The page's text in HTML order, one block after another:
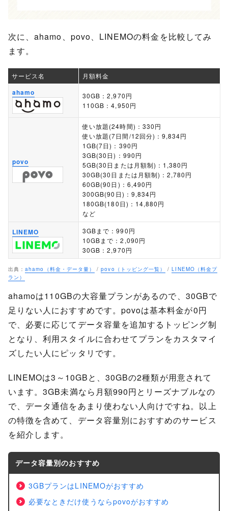
次に、ahamo、povo、LINEMOの料金を比較してみ
ます。
サービス名 月額料金
ahamo
30GB：2,970円
110GB：4,950円
povo
使い放題(24時間)：330円
使い放題(7日間/12回分)：9,834円
1GB(7日)：390円
3GB(30日)：990円
5GB(30日または月額制)：1,380円
30GB(30日または月額制)：2,780円
60GB(90日)：6,490円
300GB(90日)：9,834円
180GB(180日)：14,880円
など
LINEMO
3GBまで：990円
10GBまで：2,090円
30GB：2,970円
出典：ahamo（料金・データ量） /povo（トッピング一覧） /LINEMO（料金プ
ラン）
ahamoは110GBの大容量プランがあるので、30GBで
足りない人におすすめです。povoは基本料金が0円
で、必要に応じてデータ容量を追加するトッピング制
となり、利用スタイルに合わせてプランをカスタマイ
ズしたい人にピッタリです。
LINEMOは3～10GBと、30GBの2種類が用意されて
います。3GB未満なら月額990円とリーズナブルなの
で、データ通信をあまり使わない人向けですね。以上
の特徴を含めて、データ容量別におすすめのサービス
を紹介します。
データ容量別のおすすめ
3GBプランはLINEMOがおすすめ
必要なときだけ使うならpovoがおすすめ